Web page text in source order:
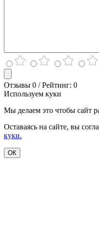
Отзывы 0 / Рейтинг: 0
Используем куки
Мы делаем это чтобы сайт
Оставаясь на сайте, вы
куки.
ОК